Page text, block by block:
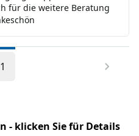
für die weitere Beratung
1
- klicken Sie für Details